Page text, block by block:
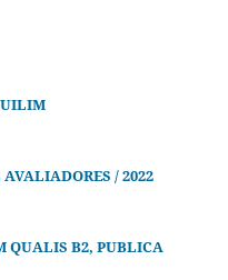
/ 2022
QUALIS B2, PUBLICA